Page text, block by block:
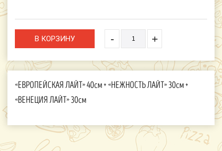
- +
«ЕВРОПЕЙСКАЯ ЛАЙТ» 40см + «НЕЖНОСТЬ ЛАЙТ» 30см +
«ВЕНЕЦИЯ ЛАЙТ» 30см